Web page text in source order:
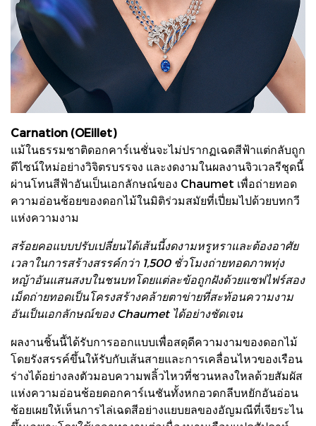
Carnation (OEillet)
แม้ในธรรมชาติดอกคาร์เนชั่นจะไม่ปรากฏเฉดสีฟ้าแต่กลับถูก
ดีไซน์ใหม่อย่างวิจิตรบรรจง และงดงามในผลงานจิวเวลรีชุดนี้
ผ่านโทนสีฟ้าอันเป็นเอกลักษณ์ของ Chaumet เพื่อถ่ายทอด
ความอ่อนช้อยของดอกไม้ในมิติร่วมสมัยที่เปี่ยมไปด้วยบทกวี
แห่งความงาม
สร้อยคอแบบปรับเปลี่ยนได้เส้นนี้งดงามหรูหราและต้องอาศัย
เวลาในการสร้างสรรค์กว่า 1,500 ชั่วโมงถ่ายทอดภาพทุ่ง
หญ้าอันแสนสงบในชนบทโดยแต่ละข้อถูกฝังด้วยแซฟไฟร์สอง
เม็ดถ่ายทอดเป็นโครงสร้างคล้ายตาข่ายที่สะท้อนความงาม
อันเป็นเอกลักษณ์ของ Chaumet ได้อย่างชัดเจน
ผลงานชิ้นนี้ได้รับการออกแบบเพื่อสดุดีความงามของดอกไม้
โดยรังสรรค์ขึ้นให้รับกับเส้นสายและการเคลื่อนไหวของเรือน
ร่างได้อย่างลงตัวมอบความพลิ้วไหวที่ชวนหลงใหลด้วยสัมผัส
แห่งความอ่อนช้อยดอกคาร์เนชันทั้งหกอวดกลีบหยักอันอ่อน
ช้อยเผยให้เห็นการไล่เฉดสีอย่างแยบยลของอัญมณีที่เจียระไน